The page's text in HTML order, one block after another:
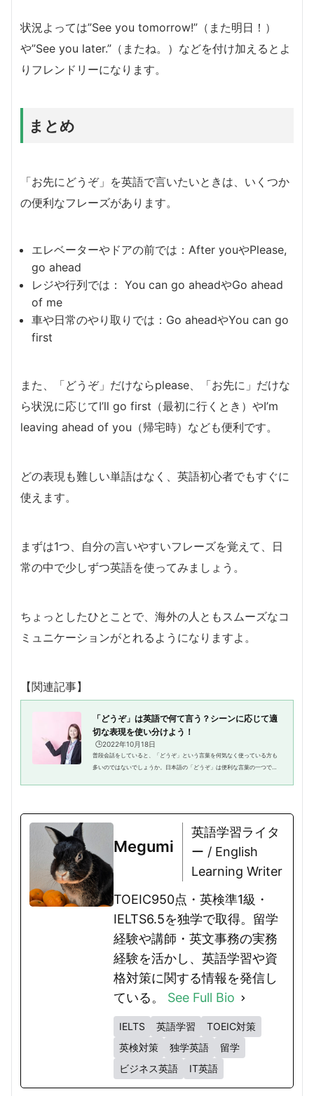
状況よっては”See you tomorrow!”（また明日！）
や”See you later.”（またね。）などを付け加えるとよ
りフレンドリーになります。
まとめ
「お先にどうぞ」を英語で言いたいときは、いくつか
の便利なフレーズがあります。
エレベーターやドアの前では：After youやPlease,
go ahead
レジや行列では： You can go aheadやGo ahead
of me
車や日常のやり取りでは：Go aheadやYou can go
first
また、「どうぞ」だけならplease、「お先に」だけな
ら状況に応じてI’ll go first（最初に行くとき）やI’m
leaving ahead of you（帰宅時）なども便利です。
どの表現も難しい単語はなく、英語初心者でもすぐに
使えます。
まずは1つ、自分の言いやすいフレーズを覚えて、日
常の中で少しずつ英語を使ってみましょう。
ちょっとしたひとことで、海外の人ともスムーズなコ
ミュニケーションがとれるようになりますよ。
【関連記事】
「どうぞ」は英語で何て言う？シーンに応じて適
切な表現を使い分けよう！
🕒️2022年10月18日
普段会話をしていると、「どうぞ」という言葉を何気なく使っている方も
多いのではないでしょうか。日本語の「どうぞ」は便利な言葉の一つであ
Megumi
英語学習ライタ
ー / English
Learning Writer
TOEIC950点・英検準1級・
IELTS6.5を独学で取得。留学
経験や講師・英文事務の実務
経験を活かし、英語学習や資
格対策に関する情報を発信し
ている。 See Full Bio
IELTS 英語学習
TOEIC対策
英検対策
独学英語
留学
ビジネス英語
IT英語